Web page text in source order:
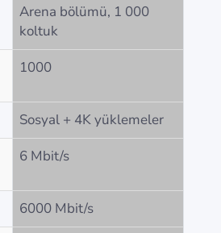
Arena bölümü, 1 000
koltuk
1000
Sosyal + 4K yüklemeler
6 Mbit/s
6000 Mbit/s